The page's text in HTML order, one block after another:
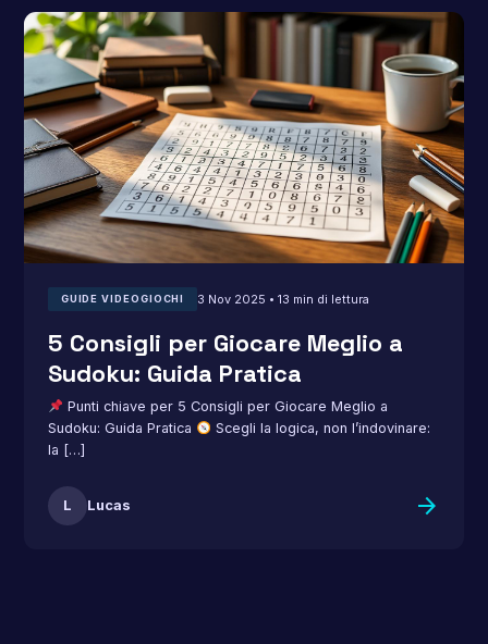
GUIDE VIDEOGIOCHI 3 Nov 2025 • 13 min di lettura
5 Consigli per Giocare Meglio a
Sudoku: Guida Pratica
Punti chiave per 5 Consigli per Giocare Meglio a
Sudoku: Guida Pratica
Scegli la logica, non l’indovinare:
la […]
L Lucas arrow_forward